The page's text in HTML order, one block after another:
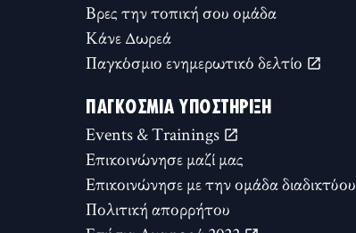
Βρες την τοπική σου ομάδα
Κάνε Δωρεά
Παγκόσμιο ενημερωτικό δελτίο
ΠΑΓΚΌΣΜΙΑ ΥΠΟΣΤΉΡΙΞΗ
Events & Trainings
Επικοινώνησε μαζί μας
Επικοινώνησε με την ομάδα διαδικτύου
Πολιτική απορρήτου